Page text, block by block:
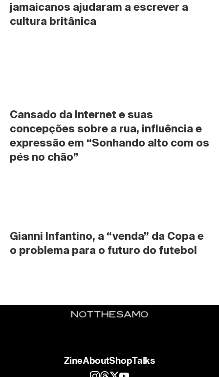
jamaicanos ajudaram a escrever a
cultura britânica
Cansado da Internet e suas
concepções sobre a rua, influência e
expressão em “Sonhando alto com os
pés no chão”
Gianni Infantino, a “venda” da Copa e
o problema para o futuro do futebol
ZineAboutShopTalks